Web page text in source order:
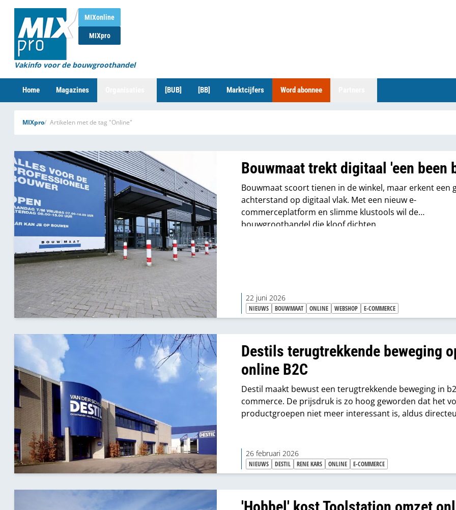
MIXonline
MIXpro
Vakinfo voor de bouwgroothandel
Home Magazines [BUB] [BB] Marktcijfers Word abonnee
MIXpro Artikelen met de tag "Online"
Bouwmaat trekt digitaal 'een been
Bouwmaat scoort tienen in de winkel, maar erkent een
achterstand op digitaal vlak. Met een nieuw e-
commerceplatform en slimme klustools wil de
bouwgroothandel die kloof dichten.
22 juni 2026
NIEUWS BOUWMAAT ONLINE WEBSHOP E-COMMERCE
Destils terugtrekkende beweging
online B2C
Destil maakt bewust een terugtrekkende beweging in
commerce. De prijsdruk is zo hoog geworden dat het
productgroepen niet meer interessant is, aldus
26 februari 2026
NIEUWS DESTIL RENE KARS ONLINE E-COMMERCE